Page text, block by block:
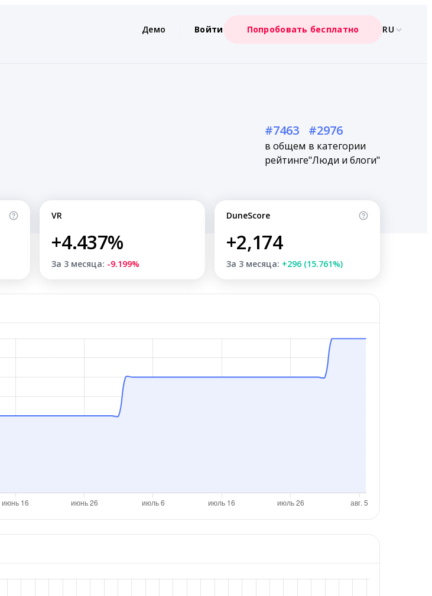
Демо Войти Попробовать бесплатно RU
#7463
в общем
рейтинге
#2976
в категории
"Люди и блоги"
VR
+4.437%
За 3 месяца: -9.199%
DuneScore
+2,174
За 3 месяца: +296 (15.761%)